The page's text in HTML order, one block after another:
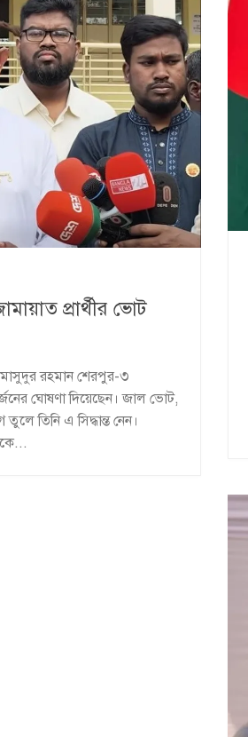
প্রার্থীর ভোট
মাসুদুর রহমান শেরপুর-৩
ঘোষণা দিয়েছেন। জাল ভোট,
তিনি এ সিদ্ধান্ত নেন।